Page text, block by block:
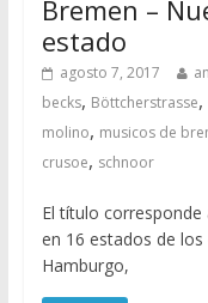
Bremen –
estado
agosto 7, 2017
becks, Böttcherstrasse,
molino, musicos de
crusoe, schnoor
El título corresponde
en 16 estados de
Hamburgo,